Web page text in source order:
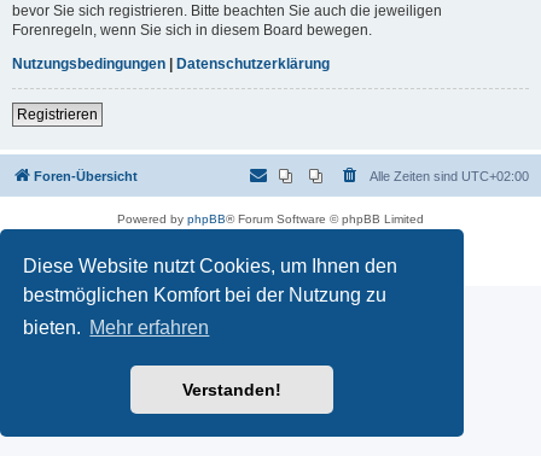
Diese Website nutzt Cookies, um Ihnen den
bestmöglichen Komfort bei der Nutzung zu
bieten. Mehr erfahren
Verstanden!
bevor Sie sich registrieren. Bitte beachten Sie auch die jeweiligen
Forenregeln, wenn Sie sich in diesem Board bewegen.
Nutzungsbedingungen | Datenschutzerklärung
Registrieren
Foren-Übersicht Alle Zeiten sind UTC+02:00
Powered by phpBB® Forum Software © phpBB Limited
Datenschutz|Nutzungsbedingungen